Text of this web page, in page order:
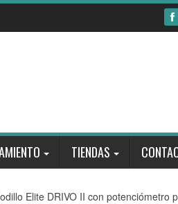
TIENDAS
Elite DRIVO II con potenciómetro